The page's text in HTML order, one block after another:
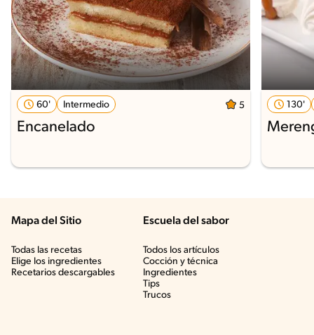
60' Intermedio 5
Encanelado
130'
Mapa del Sitio
Todas las recetas
Elige los ingredientes
Recetarios descargables
Escuela del sabor
Todos los artículos
Cocción y técnica
Ingredientes
Tips
Trucos